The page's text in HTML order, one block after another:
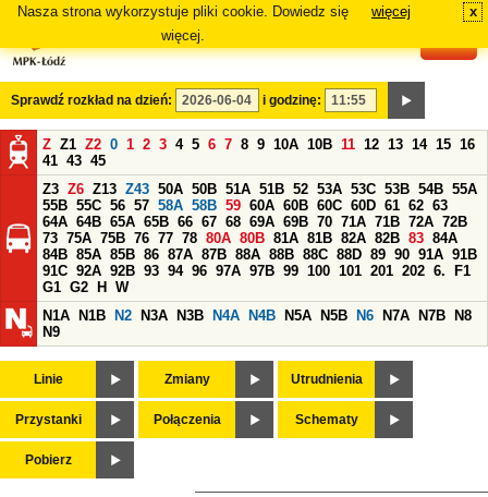
Nasza strona wykorzystuje pliki cookie. Dowiedz się
więcej.
więcej x
Sprawdź rozkład na dzień: i godzinę:
Z Z1 Z2 0 1 2 3 4 5 6 7 8 9 10A 10B 11 12 13 14 15 16
41 43 45
Z3 Z6 Z13 Z43 50A 50B 51A 51B 52 53A 53C 53B 54B 55A
55B 55C 56 57 58A 58B 59 60A 60B 60C 60D 61 62 63
64A 64B 65A 65B 66 67 68 69A 69B 70 71A 71B 72A 72B
73 75A 75B 76 77 78 80A 80B 81A 81B 82A 82B 83 84A
84B 85A 85B 86 87A 87B 88A 88B 88C 88D 89 90 91A 91B
91C 92A 92B 93 94 96 97A 97B 99 100 101 201 202 6.
F1
G1 G2 H
W
N1A
N1B N2 N3A N3B N4A N4B N5A N5B N6 N7A N7B
N8
N9
Linie Zmiany Utrudnienia
Przystanki Połączenia Schematy
Pobierz